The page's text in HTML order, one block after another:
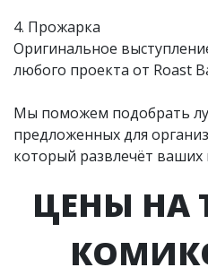
4. Прожарка
Оригинальное
любого проекта от Roast
Мы поможем подобрать
предложенных для
который развлечёт ваших
ЦЕНЫ НА